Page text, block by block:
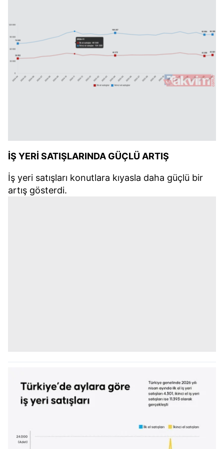
hazırlanmış Aydınlatma Metnimizi okumak ve sitemizde
ilgili mevzuata uygun olarak kullanılan çerezlerle ilgili bilgi
almak için lütfentıklayınız
İŞ YERİ SATIŞLARINDA GÜÇLÜ ARTIŞ
İş yeri satışları konutlara kıyasla daha güçlü bir
artış gösterdi.